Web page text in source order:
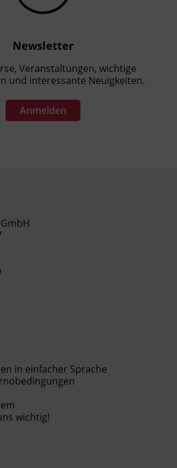
Newsletter
Veranstaltungen, wichtige
und interessante Neuigkeiten.
Anmelden
in einfacher Sprache
wichtig!